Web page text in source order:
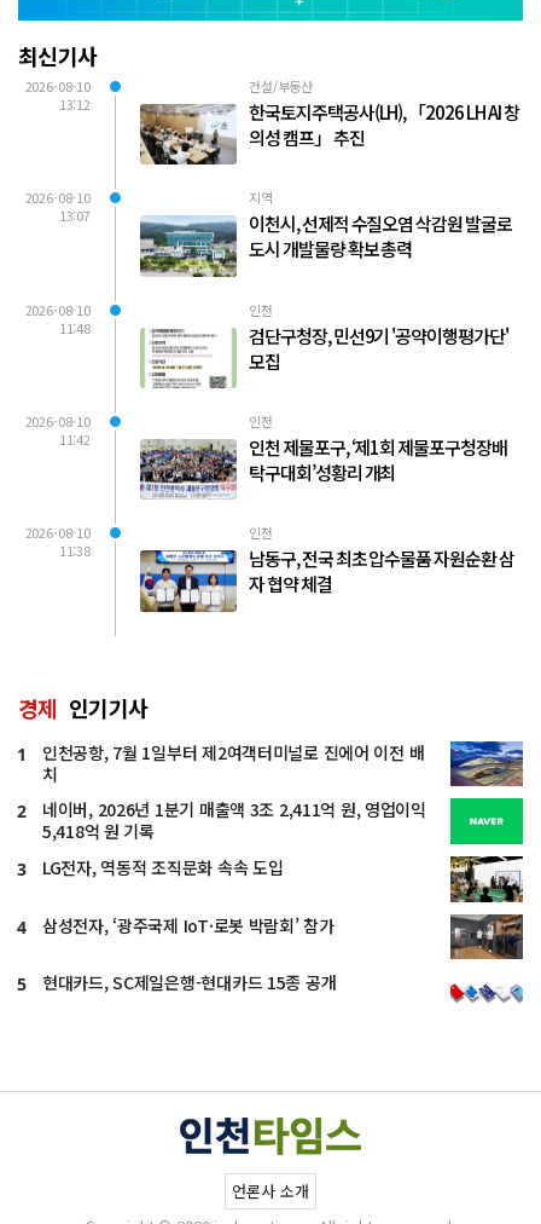
최신기사
2026-08-10
13:12
건설/부동산
한국토지주택공사(LH), 「2026 LH AI 창
의성 캠프」 추진
2026-08-10
13:07
지역
이천시, 선제적 수질오염 삭감원 발굴로
도시 개발물량 확보 총력
2026-08-10
11:48
인천
검단구청장, 민선9기 '공약이행평가단'
모집
2026-08-10
11:42
인천
인천 제물포구, ‘제1회 제물포구청장배
탁구대회’성황리 개최
2026-08-10
11:38
인천
남동구, 전국 최초 압수물품 자원순환 삼
자 협약 체결
경제 인기기사
1
인천공항, 7월 1일부터 제2여객터미널로 진에어 이전 배
치
2
네이버, 2026년 1분기 매출액 3조 2,411억 원, 영업이익
5,418억 원 기록
3 LG전자, 역동적 조직문화 속속 도입
4 삼성전자, ‘광주국제 IoT·로봇 박람회’ 참가
5 현대카드, SC제일은행-현대카드 15종 공개
언론사 소개